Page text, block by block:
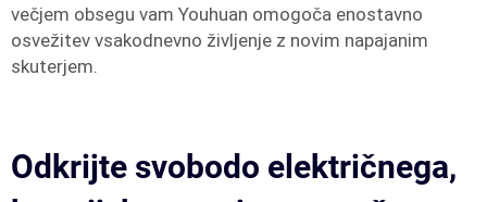
večjem obsegu vam Youhuan omogoča enostavno
osvežitev vsakodnevno življenje z novim napajanim
skuterjem.
Odkrijte svobodo električnega,